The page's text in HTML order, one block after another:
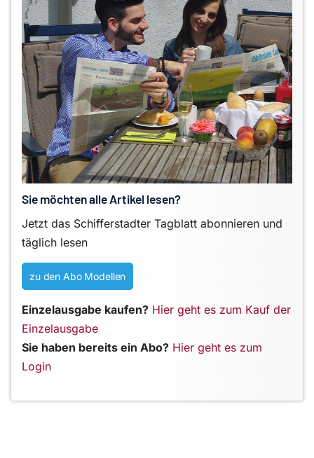
Sie möchten alle Artikel lesen?
Jetzt das Schifferstadter Tagblatt abonnieren und
täglich lesen
zu den Abo Modellen
Einzelausgabe kaufen? Hier geht es zum Kauf der
Einzelausgabe
Sie haben bereits ein Abo? Hier geht es zum
Login